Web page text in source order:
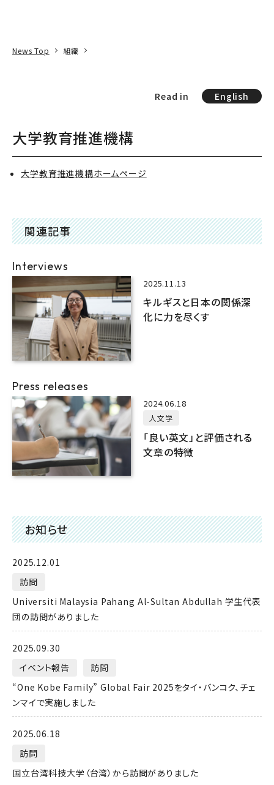
News Top 組織
Read in English
大学教育推進機構
大学教育推進機構ホームページ
関連記事
Interviews
2025.11.13
キルギスと日本の関係深
化に力を尽くす
Press releases
2024.06.18
人文学
「良い英文」と評価される
文章の特徴
お知らせ
2025.12.01
訪問
Universiti Malaysia Pahang Al-Sultan Abdullah 学生代表
団の訪問がありました
2025.09.30
イベント報告
訪問
“One Kobe Family” Global Fair 2025をタイ・バンコク、チェ
ンマイで実施しました
2025.06.18
訪問
国立台湾科技大学（台湾）から訪問がありました